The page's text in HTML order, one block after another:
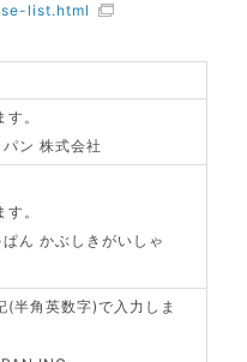
list.html
。
ン 株式会社
。
ん かぶしきがいしゃ
(半角英数字)で入力しま